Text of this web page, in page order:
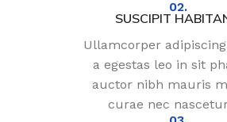
02.
SUSCIPIT
Ullamcorper
a egestas leo in sit
auctor nibh mauris
curae nec